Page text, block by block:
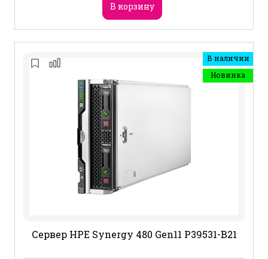
В корзину
В наличии
Новинка
Сервер HPE Synergy 480 Gen11 P39531-B21